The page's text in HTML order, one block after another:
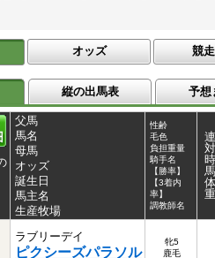
オッズ 競
縦の出馬表 予想
父馬
馬名
母馬
オッズ
誕生日
馬主名
生産牧場
性齢
毛色
負担重量
騎手名
【勝率】
【3着内
率】
調教師名
連
対
時
馬
体
重
ラブリーデイ
ピクシーズパラソル
牝5
鹿毛